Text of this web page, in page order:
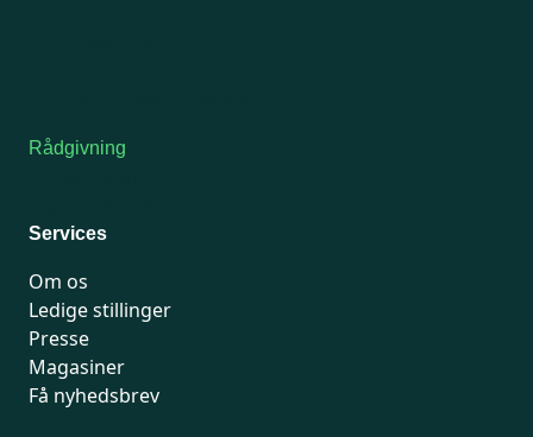
Rådgivning
Services
Om os
Ledige stillinger
Presse
Magasiner
Få nyhedsbrev